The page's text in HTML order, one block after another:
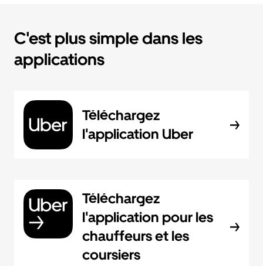
C'est plus simple dans les
applications
Téléchargez
l'application Uber
Téléchargez
l'application pour les
chauffeurs et les
coursiers